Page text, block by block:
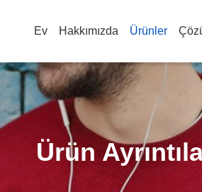
Ev Hakkımızda Ürünler
Ürün